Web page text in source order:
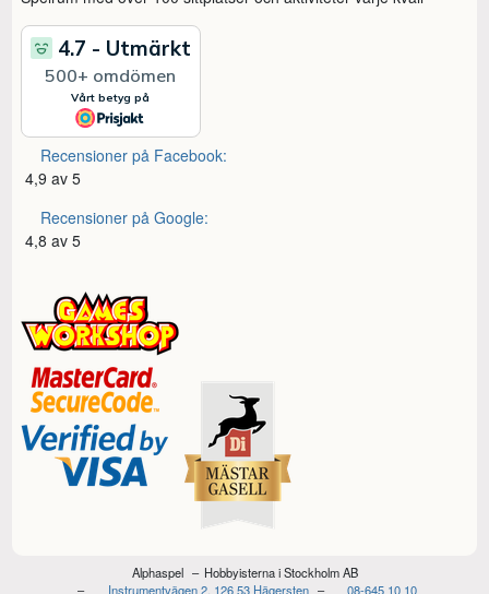
Recensioner på Facebook:
4,9 av 5
Recensioner på Google:
4,8 av 5
Alphaspel
Hobbyisterna i Stockholm AB
Instrumentvägen 2, 126 53 Hägersten
08-645 10 10